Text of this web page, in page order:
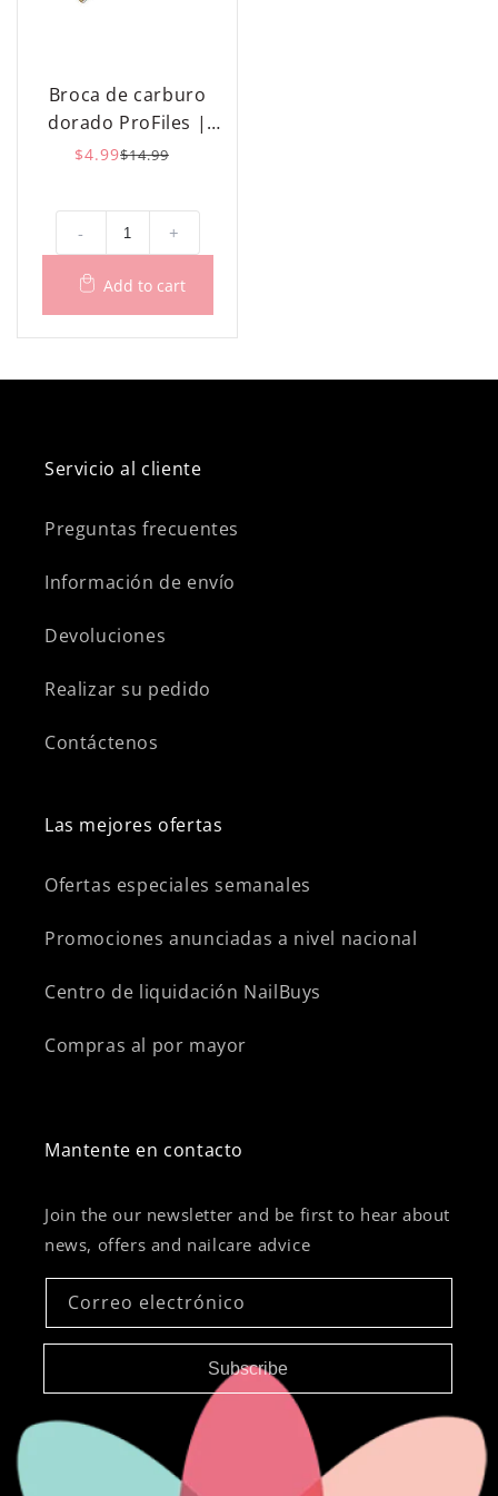
Broca de carburo
dorado ProFiles |
Relleno de 2 semanas
Precio
$14.99
Precio
$4.99
- +
Servicio al cliente
Preguntas frecuentes
Información de envío
Devoluciones
Realizar su pedido
Contáctenos
Las mejores ofertas
Ofertas especiales semanales
Promociones anunciadas a nivel nacional
Centro de liquidación NailBuys
Compras al por mayor
Mantente en contacto
Join the our newsletter and be first to hear about
news, offers and nailcare advice
Correo electrónico
Subscribe